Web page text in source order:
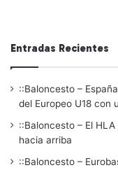
Entradas Recientes
::Baloncesto –
del Europeo U18 con
::Baloncesto – El
hacia arriba
::Baloncesto –